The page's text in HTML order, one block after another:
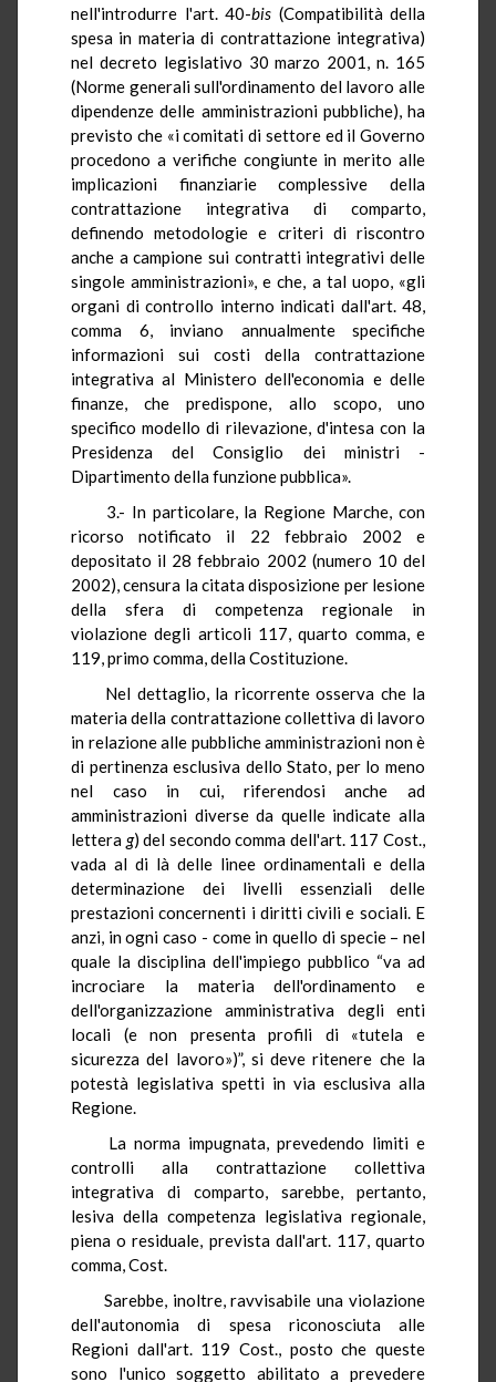
nell'introdurre l'art. 40-bis (Compatibilità della
spesa in materia di contrattazione integrativa)
nel decreto legislativo 30 marzo 2001, n. 165
(Norme generali sull'ordinamento del lavoro alle
dipendenze delle amministrazioni pubbliche), ha
previsto che «i comitati di settore ed il Governo
procedono a verifiche congiunte in merito alle
implicazioni finanziarie complessive della
contrattazione integrativa di comparto,
definendo metodologie e criteri di riscontro
anche a campione sui contratti integrativi delle
singole amministrazioni», e che, a tal uopo, «gli
organi di controllo interno indicati dall'art. 48,
comma 6, inviano annualmente specifiche
informazioni sui costi della contrattazione
integrativa al Ministero dell'economia e delle
finanze, che predispone, allo scopo, uno
specifico modello di rilevazione, d'intesa con la
Presidenza del Consiglio dei ministri -
Dipartimento della funzione pubblica».
3.- In particolare, la Regione Marche, con
ricorso notificato il 22 febbraio 2002 e
depositato il 28 febbraio 2002 (numero 10 del
2002), censura la citata disposizione per lesione
della sfera di competenza regionale in
violazione degli articoli 117, quarto comma, e
119, primo comma, della Costituzione.
Nel dettaglio, la ricorrente osserva che la
materia della contrattazione collettiva di lavoro
in relazione alle pubbliche amministrazioni non è
di pertinenza esclusiva dello Stato, per lo meno
nel caso in cui, riferendosi anche ad
amministrazioni diverse da quelle indicate alla
lettera g) del secondo comma dell'art. 117 Cost.,
vada al di là delle linee ordinamentali e della
determinazione dei livelli essenziali delle
prestazioni concernenti i diritti civili e sociali. E
anzi, in ogni caso - come in quello di specie – nel
quale la disciplina dell'impiego pubblico “va ad
incrociare la materia dell'ordinamento e
dell'organizzazione amministrativa degli enti
locali (e non presenta profili di «tutela e
sicurezza del lavoro»)”, si deve ritenere che la
potestà legislativa spetti in via esclusiva alla
Regione.
La norma impugnata, prevedendo limiti e
controlli alla contrattazione collettiva
integrativa di comparto, sarebbe, pertanto,
lesiva della competenza legislativa regionale,
piena o residuale, prevista dall'art. 117, quarto
comma, Cost.
Sarebbe, inoltre, ravvisabile una violazione
dell'autonomia di spesa riconosciuta alle
Regioni dall'art. 119 Cost., posto che queste
sono l'unico soggetto abilitato a prevedere